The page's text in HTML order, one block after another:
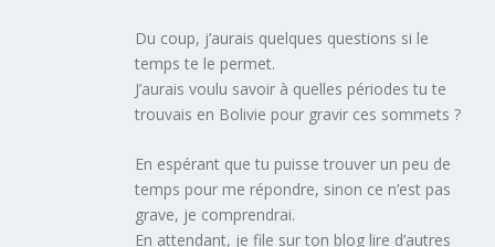
Du coup, j’aurais quelques questions si le
temps te le permet.
J’aurais voulu savoir à quelles périodes tu te
trouvais en Bolivie pour gravir ces sommets ?
En espérant que tu puisse trouver un peu de
temps pour me répondre, sinon ce n’est pas
grave, je comprendrai.
En attendant, je file sur ton blog lire d’autres